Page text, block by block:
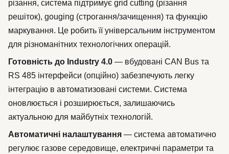
різання, система підтримує grid cutting (різання
решіток), gouging (строгання/зачищення) та функцію
маркування. Це робить її універсальним інструментом
для різноманітних технологічних операцій.
Готовність до Industry 4.0 — вбудовані CAN Bus та
RS 485 інтерфейси (опційно) забезпечують легку
інтеграцію в автоматизовані системи. Система
оновлюється і розширюється, залишаючись
актуальною для майбутніх технологій.
Автоматичні налаштування — система автоматично
регулює газове середовище, електричні параметри та